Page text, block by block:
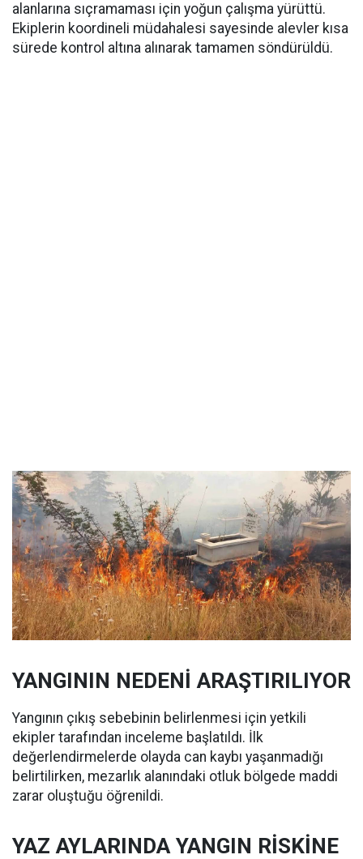
alanlarına sıçramaması için yoğun çalışma yürüttü.
Ekiplerin koordineli müdahalesi sayesinde alevler kısa
sürede kontrol altına alınarak tamamen söndürüldü.
YANGININ NEDENİ ARAŞTIRILIYOR
Yangının çıkış sebebinin belirlenmesi için yetkili
ekipler tarafından inceleme başlatıldı. İlk
değerlendirmelerde olayda can kaybı yaşanmadığı
belirtilirken, mezarlık alanındaki otluk bölgede maddi
zarar oluştuğu öğrenildi.
YAZ AYLARINDA YANGIN RİSKİNE